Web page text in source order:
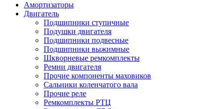
Амортизаторы
Двигатель
Подшипники ступичные
Подушки двигателя
Подшипники подвесные
Подшипники выжимные
Шкворневые ремкомплекты
Ремни двигателя
Прочие компоненты маховиков
Сальники коленчатого вала
Прочие реле
Ремкомплекты РТЦ